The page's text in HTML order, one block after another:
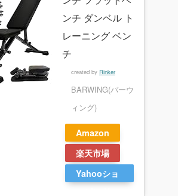
ンチ ダンベル ト
レーニング ベン
チ
created by Rinker
BARWING(バーウ
ィング)
Amazon
楽天市場
Yahooショ